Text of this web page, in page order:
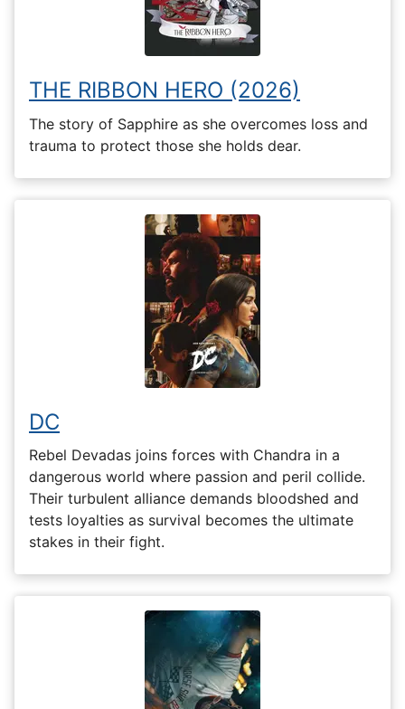
THE RIBBON HERO (2026)
The story of Sapphire as she overcomes loss and
trauma to protect those she holds dear.
DC
Rebel Devadas joins forces with Chandra in a
dangerous world where passion and peril collide.
Their turbulent alliance demands bloodshed and
tests loyalties as survival becomes the ultimate
stakes in their fight.